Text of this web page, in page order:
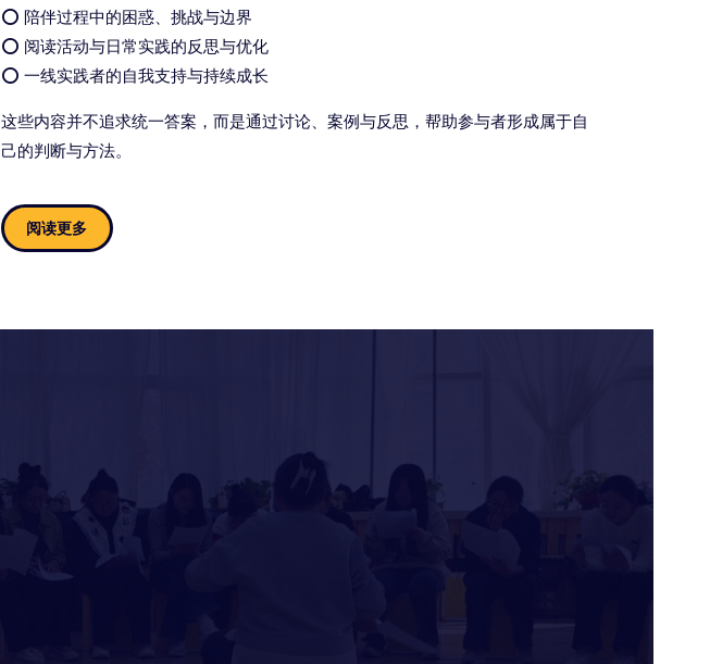
⭕️ 陪伴过程中的困惑、挑战与边界
⭕️ 阅读活动与日常实践的反思与优化
⭕️ 一线实践者的自我支持与持续成长
这些内容并不追求统一答案，而是通过讨论、案例与反思，帮助参与者形成属于自
己的判断与方法。
阅读更多